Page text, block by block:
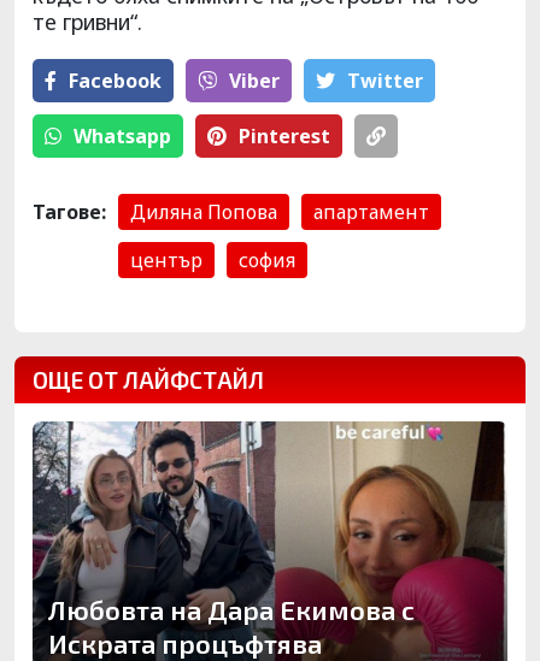
те гривни“.
Facebook Viber Тwitter
Whatsapp Pinterest
Тагове: Диляна Попова
апартамент
център
софия
ОЩЕ ОТ ЛАЙФСТАЙЛ
Любовта на Дара Екимова с
Искрата процъфтява